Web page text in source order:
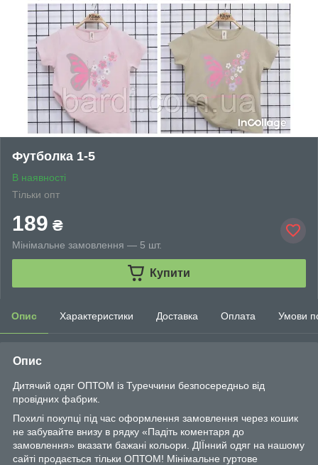
Футболка 1-5
В наявності
Тільки опт
189 ₴
Мінімальне замовлення — 5 шт.
Купити
Опис Характеристики Доставка Оплата Умови
Опис
Дитячий одяг ОПТОМ із Туреччини безпосередньо від
провідних фабрик.
Похилі покупці під час оформлення замовлення через кошик
не забувайте внизу в рядку «Падіть коментаря до
замовлення» вказати бажані кольори. ДІЇнний одяг на нашому
сайті продається тільки ОПТОМ! Мінімальне гуртове